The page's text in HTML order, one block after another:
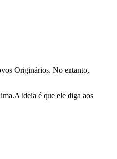
Originários. No entanto,
ideia é que ele diga aos